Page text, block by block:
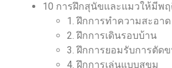
10 การฝึกสุนัขและแมวให้มีพ
1. ฝึกการทำความสะอาด
2. ฝึกการเดินรอบบ้าน
3. ฝึกการยอมรับการตัด
4. ฝึกการเล่นแบบสุขุม